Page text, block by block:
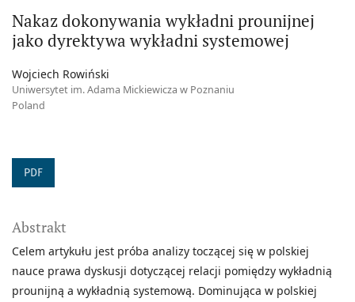
Nakaz dokonywania wykładni prounijnej
jako dyrektywa wykładni systemowej
Wojciech Rowiński
Uniwersytet im. Adama Mickiewicza w Poznaniu
Poland
PDF
Abstrakt
Celem artykułu jest próba analizy toczącej się w polskiej
nauce prawa dyskusji dotyczącej relacji pomiędzy wykładnią
prounijną a wykładnią systemową. Dominująca w polskiej